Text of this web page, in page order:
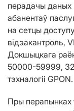
перадачы даных
абанентаў
на сетцы
відэакантроль,
Докшыцкага
50000-59999,
тэхналогіі GPON.
Пры перапынках